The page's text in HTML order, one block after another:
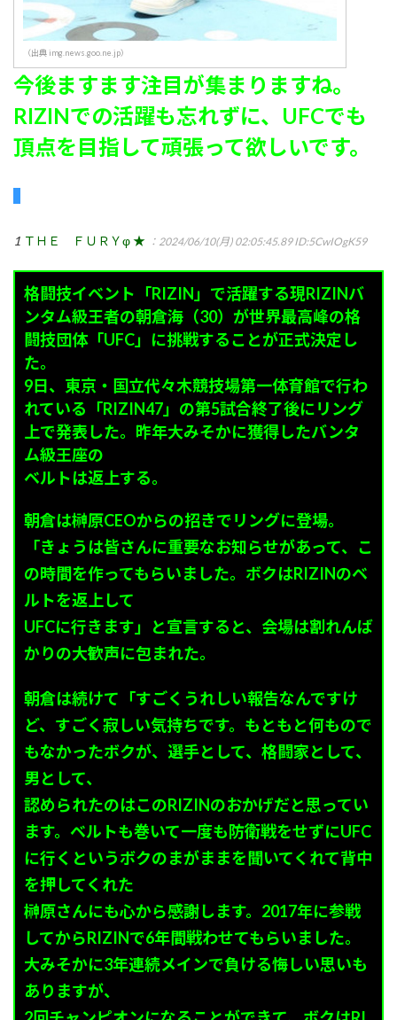
（出典 img.news.goo.ne.jp）
今後ますます注目が集まりますね。
RIZINでの活躍も忘れずに、UFCでも
頂点を目指して頑張って欲しいです。
1 ＴＨＥ ＦＵＲＹφ ★ ：2024/06/10(月) 02:05:45.89ID:5CwIOgK59
格闘技イベント「RIZIN」で活躍する現RIZINバ
ンタム級王者の朝倉海（30）が世界最高峰の格
闘技団体「UFC」に挑戦することが正式決定し
た。
9日、東京・国立代々木競技場第一体育館で行わ
れている「RIZIN47」の第5試合終了後にリング
上で発表した。昨年大みそかに獲得したバンタ
ム級王座の
ベルトは返上する。
朝倉は榊原CEOからの招きでリングに登場。
「きょうは皆さんに重要なお知らせがあって、こ
の時間を作ってもらいました。ボクはRIZINのベ
ルトを返上して
UFCに行きます」と宣言すると、会場は割れんば
かりの大歓声に包まれた。
朝倉は続けて「すごくうれしい報告なんですけ
ど、すごく寂しい気持ちです。もともと何もので
もなかったボクが、選手として、格闘家として、
男として、
認められたのはこのRIZINのおかげだと思ってい
ます。ベルトも巻いて一度も防衛戦をせずにUFC
に行くというボクのまがままを聞いてくれて背中
を押してくれた
榊原さんにも心から感謝します。2017年に参戦
してからRIZINで6年間戦わせてもらいました。
大みそかに3年連続メインで負ける悔しい思いも
ありますが、